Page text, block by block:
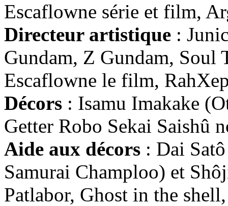
Escaflowne série et film,
Directeur artistique :
Gundam, Z Gundam, Soul
Escaflowne le film,
Décors : Isamu Imakake
Getter Robo Sekai Saishû
Aide aux décors : Dai
Samurai Champloo) et
Patlabor, Ghost in the